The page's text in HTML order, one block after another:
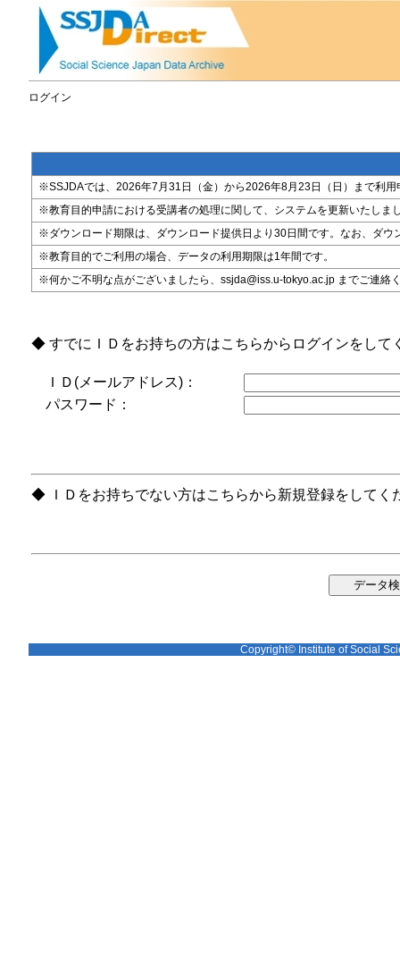
ログイン
※SSJDAでは、2026年7月31日（金）から2026年8月23日（日）まで利
※教育目的申請における受講者の処理に関して、システムを更新いたしま
※ダウンロード期限は、ダウンロード提供日より30日間です。なお、ダ
※教育目的でご利用の場合、データの利用期限は1年間です。
※何かご不明な点がございましたら、ssjda@iss.u-tokyo.ac.jp までご連絡
◆ すでにＩＤをお持ちの方はこちらからログインをして
ＩＤ(メールアドレス)：
パスワード：
◆ ＩＤをお持ちでない方はこちらから新規登録をしてく
Copyright© Institute of Social